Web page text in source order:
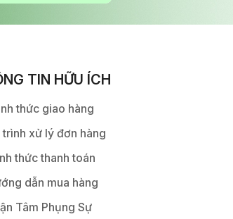
TIN HỮU ÍCH
thức giao hàng
trình xử lý đơn hàng
thức thanh toán
dẫn mua hàng
Tâm Phụng Sự